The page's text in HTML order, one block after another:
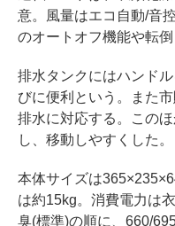
意。風量はエコ自動/音
のオートオフ機能や転
排水タンクにはハンド
びに便利という。また
排水に対応する。この
し、移動しやすくした。
本体サイズは
は約15kg。消費電力は
臭(標準)の順に、660/